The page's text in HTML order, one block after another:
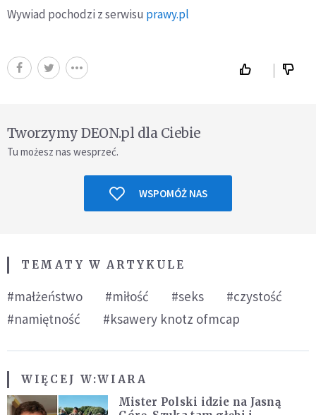
Wywiad pochodzi z serwisu prawy.pl
Tworzymy DEON.pl dla Ciebie
Tu możesz nas wesprzeć.
WSPOMÓŻ NAS
TEMATY W ARTYKULE
#małżeństwo #miłość #seks
#czystość
#namiętność
#ksawery knotz ofmcap
WIĘCEJ W:WIARA
Mister Polski idzie na Jasną